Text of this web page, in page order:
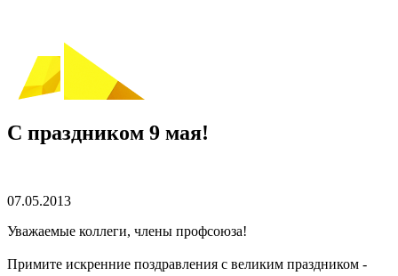
С праздником 9 мая!
07.05.2013
Уважаемые коллеги, члены профсоюза!
Примите искренние поздравления с великим праздником -